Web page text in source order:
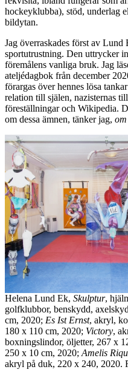
hockeyklubba), stöd, underlag
bildytan.
Jag överraskades först av Lund
sportutrustning. Den uttrycker
föremålens vanliga bruk. Jag
ateljédagbok från december
förargas över hennes lösa
relation till själen, nazisternas
föreställningar och Wikipedia.
om dessa ämnen, tänker jag, om
Helena Lund Ek, Skulptur,​
golfklubbor, benskydd,
cm, 2020; Es Ist Ernst,​ akryl,
180 x 110 cm, 2020; Victory,​
boxningslindor, öljetter, 267 x
250 x 10 cm, 2020; Amelis
akryl på duk, 220 x 240, 2020.